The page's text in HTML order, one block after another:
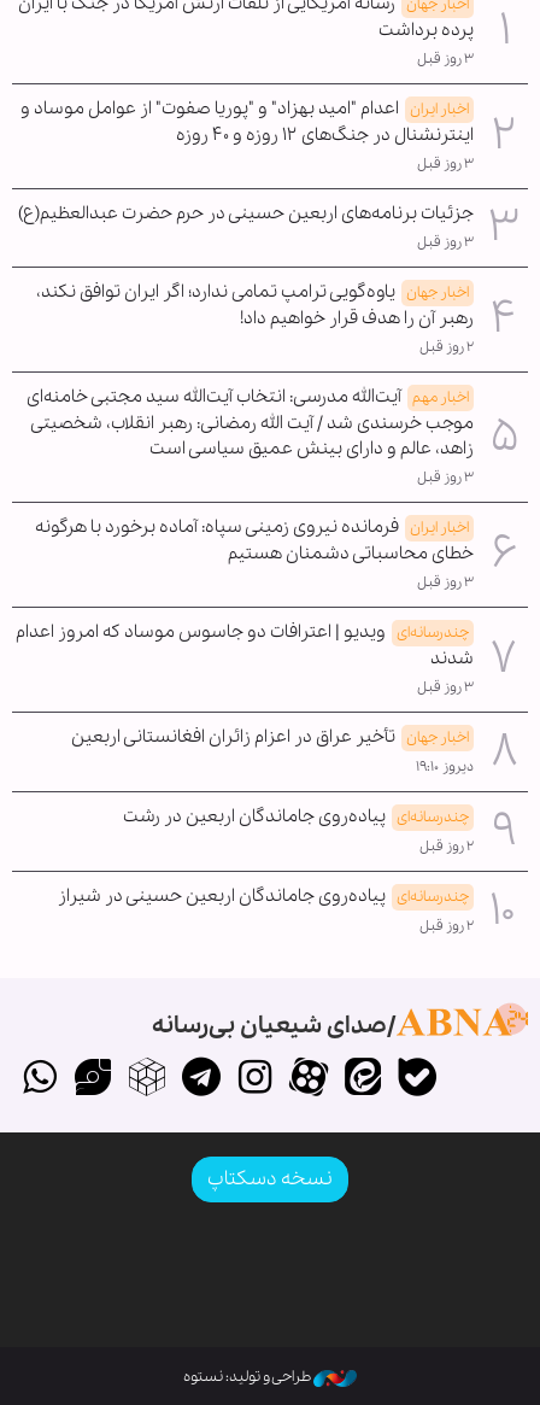
اخبار جهان
پرده برداشت
۳ روز قبل
اخبار ایران اعدام "امید بهزاد" و "پوریا صفوت" از عوامل موساد و
اینترنشنال در جنگ‌های ۱۲ روزه و ۴۰ روزه
۳ روز قبل
جزئیات برنامه‌های اربعین حسینی در حرم حضرت عبدالعظیم(ع)
۳ روز قبل
اخبار جهان یاوه‌گویی ترامپ تمامی ندارد؛ اگر ایران توافق نکند،
رهبر آن را هدف قرار خواهیم داد!
۲ روز قبل
اخبار مهم آیت‌الله مدرسی: انتخاب آیت‌الله سید مجتبی خامنه‌ای
موجب خرسندی شد / آیت الله رمضانی: رهبر انقلاب، شخصیتی
زاهد، عالم و دارای بینش عمیق سیاسی است
۳ روز قبل
اخبار ایران فرمانده نیروی زمینی سپاه: آماده برخورد با هرگونه
خطای محاسباتی دشمنان هستیم
۳ روز قبل
چندرسانه‌ای ویدیو | اعترافات دو جاسوس موساد که امروز اعدام
شدند
۳ روز قبل
اخبار جهان تأخیر عراق در اعزام زائران افغانستانی اربعین
دیروز ۱۹:۱۰
چندرسانه‌ای پیاده‌روی جاماندگان اربعین در رشت
۲ روز قبل
چندرسانه‌ای پیاده‌روی جاماندگان اربعین حسینی در شیراز
۲ روز قبل
صدای شیعیان بی‌رسانه
نسخه دسکتاپ
طراحی و تولید: نستوه